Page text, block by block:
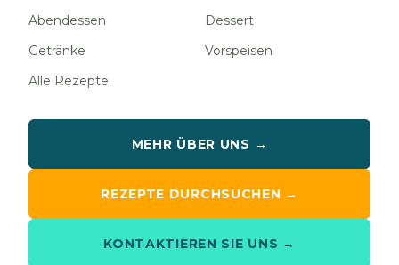
Abendessen
Dessert
Getränke
Vorspeisen
Alle Rezepte
MEHR ÜBER UNS →
REZEPTE DURCHSUCHEN →
KONTAKTIEREN SIE UNS →